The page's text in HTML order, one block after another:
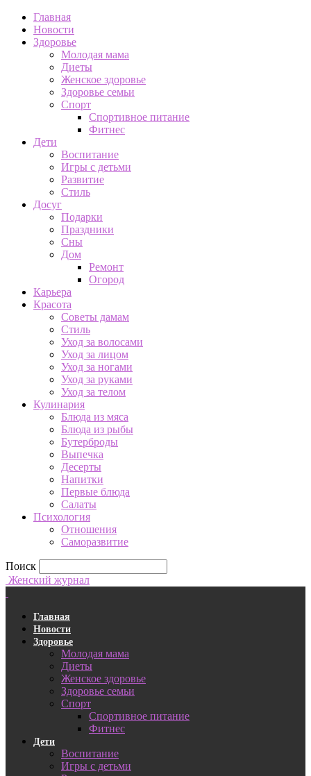
Главная
Новости
Здоровье
Молодая мама
Диеты
Женское здоровье
Здоровье семьи
Спорт
Спортивное питание
Фитнес
Дети
Воспитание
Игры с детьми
Развитие
Стиль
Досуг
Подарки
Праздники
Сны
Дом
Ремонт
Огород
Карьера
Красота
Советы дамам
Стиль
Уход за волосами
Уход за лицом
Уход за ногами
Уход за руками
Уход за телом
Кулинария
Блюда из мяса
Блюда из рыбы
Бутерброды
Выпечка
Десерты
Напитки
Первые блюда
Салаты
Психология
Отношения
Саморазвитие
Поиск
Женский журнал
Главная
Новости
Здоровье
Молодая мама
Диеты
Женское здоровье
Здоровье семьи
Спорт
Спортивное питание
Фитнес
Дети
Воспитание
Игры с детьми